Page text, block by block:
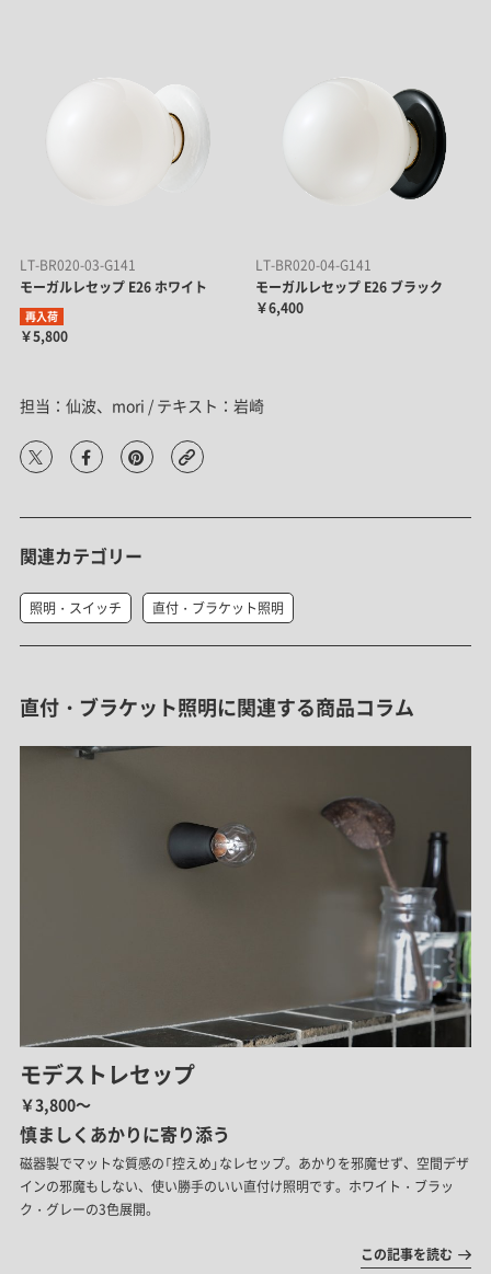
LT-BR020-03-G141
モーガルレセップ E26 ホワイト
再入荷
￥5,800
LT-BR020-04-G141
モーガルレセップ E26 ブラック
￥6,400
担当：仙波、mori / テキスト：岩崎
関連カテゴリー
照明・スイッチ 直付・ブラケット照明
直付・ブラケット照明に関連する商品コラム
モデストレセップ
￥3,800～
慎ましくあかりに寄り添う
磁器製でマットな質感の「控えめ」なレセップ。あかりを邪魔せず、空間デザ
インの邪魔もしない、使い勝手のいい直付け照明です。ホワイト・ブラッ
ク・グレーの3色展開。
この記事を読む